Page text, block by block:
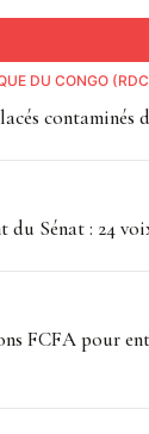
DU CONGO
contaminés
Sénat : 24
FCFA pour